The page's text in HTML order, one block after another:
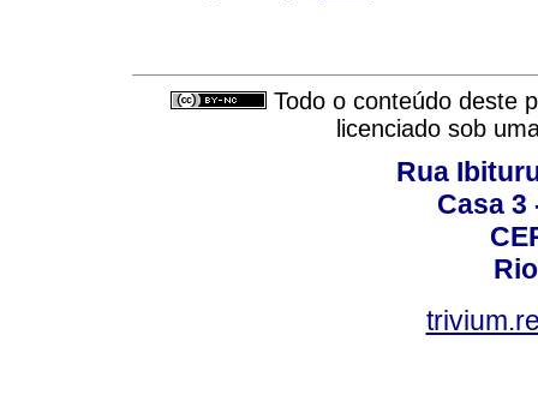
Todo o conteúdo deste
licenciado sob
Rua
Casa 3